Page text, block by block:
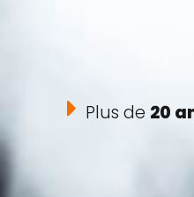
Plus de 20